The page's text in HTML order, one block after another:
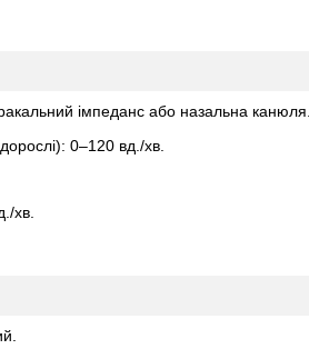
імпеданс або назальна канюля.
0–120 вд./хв.
хв.